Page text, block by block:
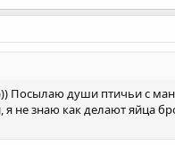
Посылаю души птичьи с
я не знаю как делают яйца